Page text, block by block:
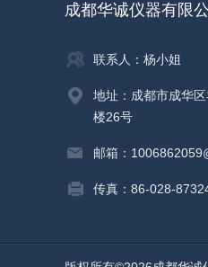
成都华诚仪器有限
联系人：杨小姐
地址：成都市成华
楼26号
邮箱：
传真：86-028-